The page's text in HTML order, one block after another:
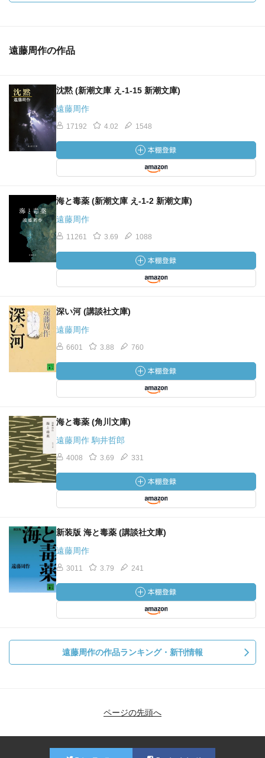
遠藤周作の作品
沈黙 (新潮文庫 え-1-15 新潮文庫)
遠藤周作
17192 4.02 1548
海と毒薬 (新潮文庫 え-1-2 新潮文庫)
遠藤周作
11261 3.69 1088
深い河 (講談社文庫)
遠藤周作
6601 3.88 760
海と毒薬 (角川文庫)
遠藤周作 駒井哲郎
4008 3.69 331
新装版 海と毒薬 (講談社文庫)
遠藤周作
3011 3.79 241
遠藤周作の作品ランキング・新刊情報
ページの先頭へ